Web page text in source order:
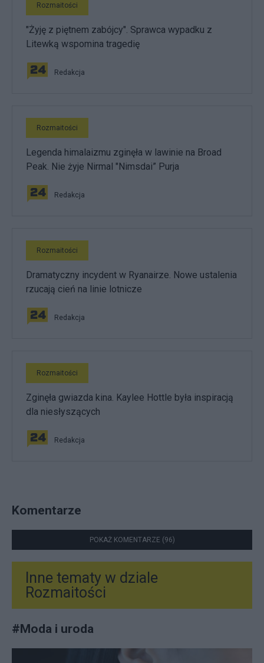
Rozmaitości
"Żyję z piętnem zabójcy". Sprawca wypadku z
Litewką wspomina tragedię
Redakcja
Rozmaitości
Legenda himalaizmu zginęła w lawinie na Broad
Peak. Nie żyje Nirmal "Nimsdai” Purja
Redakcja
Rozmaitości
Dramatyczny incydent w Ryanairze. Nowe ustalenia
rzucają cień na linie lotnicze
Redakcja
Rozmaitości
Zginęła gwiazda kina. Kaylee Hottle była inspiracją
dla niesłyszących
Redakcja
Komentarze
POKAŻ KOMENTARZE (96)
Inne tematy w dziale
Rozmaitości
#Moda i uroda